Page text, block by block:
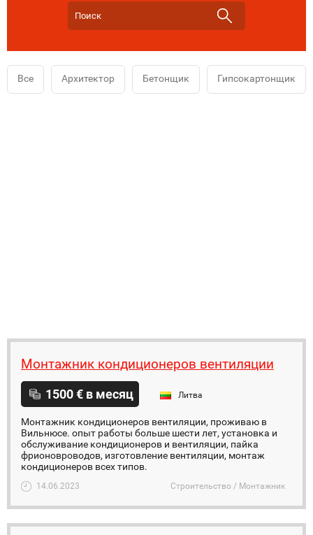
Все Архитектор Бетонщик Гипсокартонщик
Монтажник кондиционеров вентиляции
1500 € в месяц Литва
Монтажник кондиционеров вентиляции, проживаю в
Вильнюсе. опыт работы больше шести лет, установка и
обслуживание кондиционеров и вентиляции, пайка
фрионовроводов, изготовление вентиляции, монтаж
кондиционеров всех типов.
14.06.2023 Строительство / Монтажник